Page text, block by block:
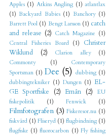
Apples (1) Atkins Angling (1) atlantlax
(1) Backyard Babies (1) Banchory (1)
Barrett Pool (1) Bengt Larsson (1) catch
and release (2) Catch Magazine (1)
Central Fisheries Board (1)
Christer
Wiklund
(2) Clarion alley
(1)
Commonty
(1)
Contemporary
Sportsman (1) Dee (5) dubbing (1)
dubbingtekniker (1) Dungen (1) EL-
GE Sportfiske
(2) Emån (2)
EU
fiskepolitik
(1) Fenwick (1)
Filmfotografen (3) Fiskeresor.nu (1)
fiskvård (1) Fliseryd (1) flugbindning (1)
flugfiske (1) fluorocarbon (1) Fly fishing